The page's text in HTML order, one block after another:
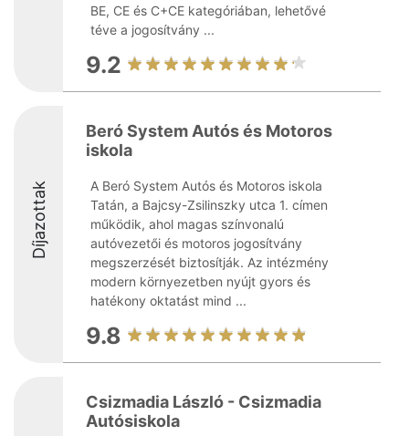
BE, CE és C+CE kategóriában, lehetővé
téve a jogosítvány ...
9.2
Díjazottak
Beró System Autós és Motoros
iskola
A Beró System Autós és Motoros iskola
Tatán, a Bajcsy-Zsilinszky utca 1. címen
működik, ahol magas színvonalú
autóvezetői és motoros jogosítvány
megszerzését biztosítják. Az intézmény
modern környezetben nyújt gyors és
hatékony oktatást mind ...
9.8
Csizmadia László - Csizmadia
Autósiskola